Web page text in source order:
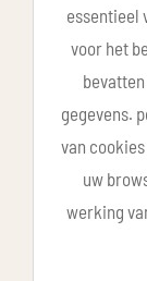
essentieel
voor het
gegevens.
van
uw
werking